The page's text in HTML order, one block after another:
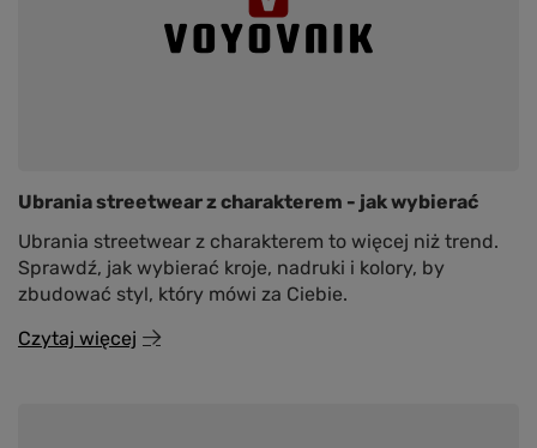
Ubrania streetwear z charakterem - jak wybierać
Ubrania streetwear z charakterem to więcej niż trend.
Sprawdź, jak wybierać kroje, nadruki i kolory, by
zbudować styl, który mówi za Ciebie.
Czytaj więcej